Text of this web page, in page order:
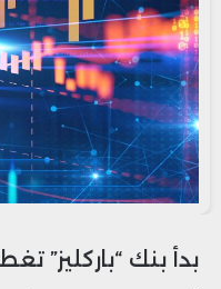
بدأ بنك “باركليز”